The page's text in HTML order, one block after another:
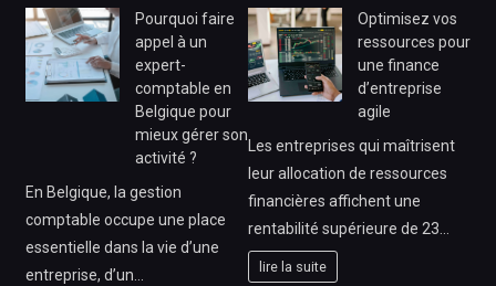
Pourquoi faire
appel à un
expert-
comptable en
Belgique pour
mieux gérer son
activité ?
En Belgique, la gestion
comptable occupe une place
essentielle dans la vie d’une
entreprise, d’un…
Optimisez vos
ressources pour
une finance
d’entreprise
agile
Les entreprises qui maîtrisent
leur allocation de ressources
financières affichent une
rentabilité supérieure de 23…
lire la suite